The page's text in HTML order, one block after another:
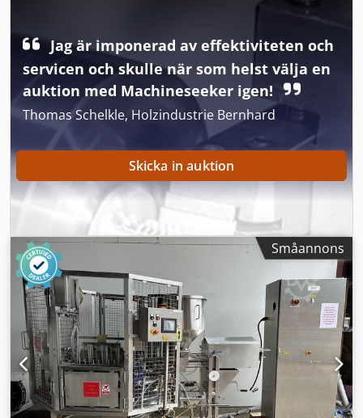
Jag är imponerad av effektiviteten och
servicen och skulle när som helst välja en
auktion med Machineseeker igen!
Thomas Schelkle, Holzindustrie Bernhard
Skicka in auktion
Småannons